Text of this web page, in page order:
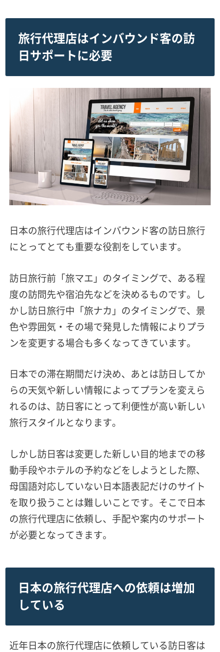
旅行代理店はインバウンド客の訪
日サポートに必要
日本の旅行代理店はインバウンド客の訪日旅行
にとってとても重要な役割をしています。
訪日旅行前「旅マエ」のタイミングで、ある程
度の訪問先や宿泊先などを決めるものです。し
かし訪日旅行中「旅ナカ」のタイミングで、景
色や雰囲気・その場で発見した情報によりプラ
ンを変更する場合も多くなってきています。
日本での滞在期間だけ決め、あとは訪日してか
らの天気や新しい情報によってプランを変えら
れるのは、訪日客にとって利便性が高い新しい
旅行スタイルとなります。
しかし訪日客は変更した新しい目的地までの移
動手段やホテルの予約などをしようとした際、
母国語対応していない日本語表記だけのサイト
を取り扱うことは難しいことです。そこで日本
の旅行代理店に依頼し、手配や案内のサポート
が必要となってきます。
日本の旅行代理店への依頼は増加
している
近年日本の旅行代理店に依頼している訪日客は